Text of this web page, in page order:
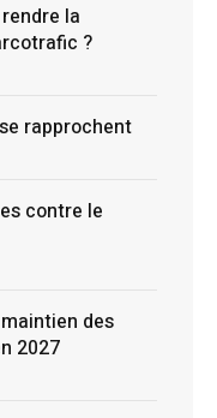
la
?
rapprochent
contre le
des
2027